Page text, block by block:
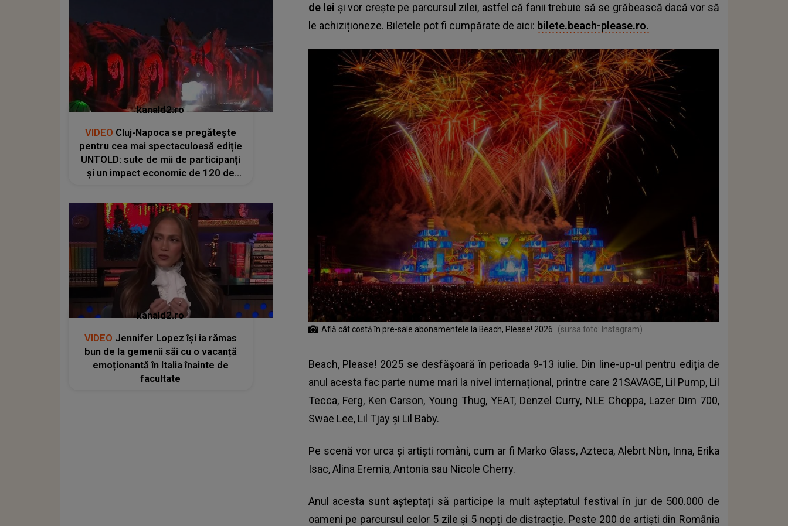
de lei și vor crește pe parcursul zilei, astfel că fanii trebuie să se grăbească dacă vor să
le achiziționeze. Biletele pot fi cumpărate de aici: bilete.beach-please.ro.
Află cât costă în pre-sale abonamentele la Beach, Please! 2026 (sursa foto: Instagram)
Beach, Please! 2025 se desfășoară în perioada 9-13 iulie. Din line-up-ul pentru ediția de
anul acesta fac parte nume mari la nivel internațional, printre care 21SAVAGE, Lil Pump, Lil
Tecca, Ferg, Ken Carson, Young Thug, YEAT, Denzel Curry, NLE Choppa, Lazer Dim 700,
Swae Lee, Lil Tjay și Lil Baby.
Pe scenă vor urca și artiști români, cum ar fi Marko Glass, Azteca, Alebrt Nbn, Inna, Erika
Isac, Alina Eremia, Antonia sau Nicole Cherry.
Anul acesta sunt așteptați să participe la mult așteptatul festival în jur de 500.000 de
oameni pe parcursul celor 5 zile și 5 nopți de distracție. Peste 200 de artiști din România
kanald2.ro
VIDEO Cluj-Napoca se pregătește
pentru cea mai spectaculoasă ediție
UNTOLD: sute de mii de participanți
și un impact economic de 120 de
kanald2.ro
VIDEO Jennifer Lopez își ia rămas
bun de la gemenii săi cu o vacanță
emoționantă în Italia înainte de
facultate